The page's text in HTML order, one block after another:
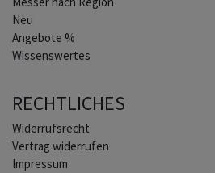
Neu
Angebote %
Wissenswertes
RECHTLICHES
Widerrufs­recht
Vertrag widerrufen
Impressum